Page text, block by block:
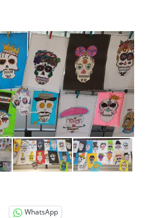
WhatsApp